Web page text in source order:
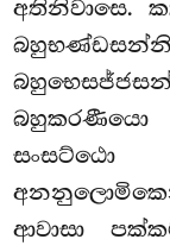
අතිනිවාසෙ.
සංසට්ඨො
ආවාසා